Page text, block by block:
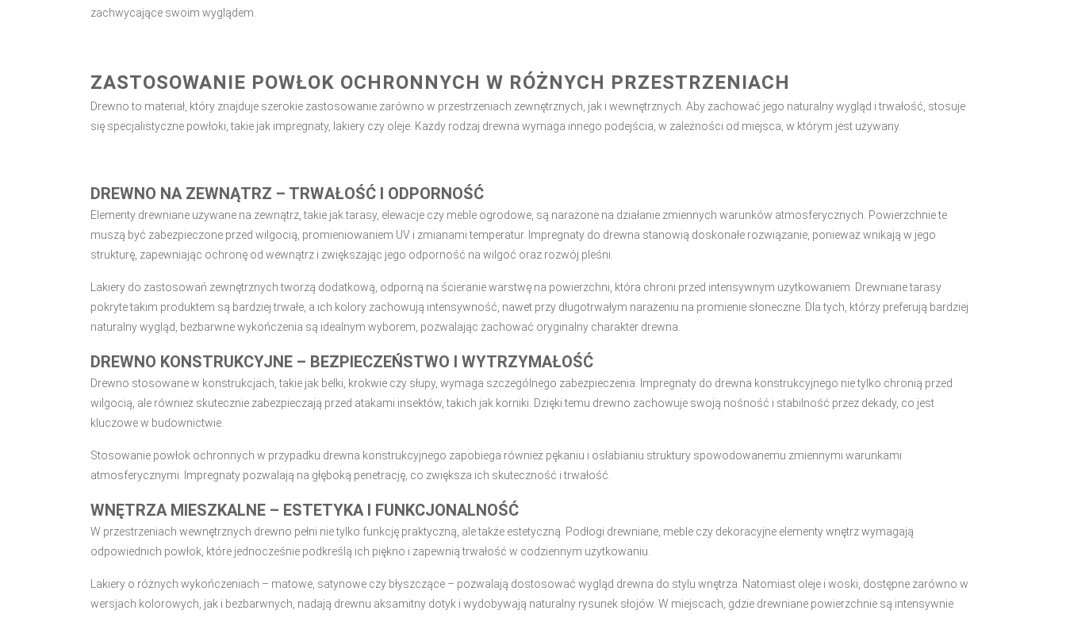
zachwycające swoim wyglądem.
ZASTOSOWANIE POWŁOK OCHRONNYCH W RÓŻNYCH PRZESTRZENIACH
Drewno to materiał, który znajduje szerokie zastosowanie zarówno w przestrzeniach zewnętrznych, jak i wewnętrznych. Aby zachować jego naturalny wygląd i trwałość, stosuje
się specjalistyczne powłoki, takie jak impregnaty, lakiery czy oleje. Każdy rodzaj drewna wymaga innego podejścia, w zależności od miejsca, w którym jest używany.
DREWNO NA ZEWNĄTRZ – TRWAŁOŚĆ I ODPORNOŚĆ
Elementy drewniane używane na zewnątrz, takie jak tarasy, elewacje czy meble ogrodowe, są narażone na działanie zmiennych warunków atmosferycznych. Powierzchnie te
muszą być zabezpieczone przed wilgocią, promieniowaniem UV i zmianami temperatur. Impregnaty do drewna stanowią doskonałe rozwiązanie, ponieważ wnikają w jego
strukturę, zapewniając ochronę od wewnątrz i zwiększając jego odporność na wilgoć oraz rozwój pleśni.
Lakiery do zastosowań zewnętrznych tworzą dodatkową, odporną na ścieranie warstwę na powierzchni, która chroni przed intensywnym użytkowaniem. Drewniane tarasy
pokryte takim produktem są bardziej trwałe, a ich kolory zachowują intensywność, nawet przy długotrwałym narażeniu na promienie słoneczne. Dla tych, którzy preferują bardziej
naturalny wygląd, bezbarwne wykończenia są idealnym wyborem, pozwalając zachować oryginalny charakter drewna.
DREWNO KONSTRUKCYJNE – BEZPIECZEŃSTWO I WYTRZYMAŁOŚĆ
Drewno stosowane w konstrukcjach, takie jak belki, krokwie czy słupy, wymaga szczególnego zabezpieczenia. Impregnaty do drewna konstrukcyjnego nie tylko chronią przed
wilgocią, ale również skutecznie zabezpieczają przed atakami insektów, takich jak korniki. Dzięki temu drewno zachowuje swoją nośność i stabilność przez dekady, co jest
kluczowe w budownictwie.
Stosowanie powłok ochronnych w przypadku drewna konstrukcyjnego zapobiega również pękaniu i osłabianiu struktury spowodowanemu zmiennymi warunkami
atmosferycznymi. Impregnaty pozwalają na głęboką penetrację, co zwiększa ich skuteczność i trwałość.
WNĘTRZA MIESZKALNE – ESTETYKA I FUNKCJONALNOŚĆ
W przestrzeniach wewnętrznych drewno pełni nie tylko funkcję praktyczną, ale także estetyczną. Podłogi drewniane, meble czy dekoracyjne elementy wnętrz wymagają
odpowiednich powłok, które jednocześnie podkreślą ich piękno i zapewnią trwałość w codziennym użytkowaniu.
Lakiery o różnych wykończeniach – matowe, satynowe czy błyszczące – pozwalają dostosować wygląd drewna do stylu wnętrza. Natomiast oleje i woski, dostępne zarówno w
wersjach kolorowych, jak i bezbarwnych, nadają drewnu aksamitny dotyk i wydobywają naturalny rysunek słojów. W miejscach, gdzie drewniane powierzchnie są intensywnie